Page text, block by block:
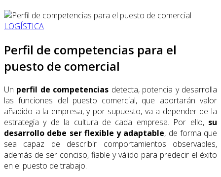
LOGÍSTICA
Perfil de competencias para el
puesto de comercial
Un perfil de competencias detecta, potencia y desarrolla
las funciones del puesto comercial, que aportarán valor
añadido a la empresa, y por supuesto, va a depender de la
estrategia y de la cultura de cada empresa. Por ello, su
desarrollo debe ser flexible y adaptable, de forma que
sea capaz de describir comportamientos observables,
además de ser conciso, fiable y válido para predecir el éxito
en el puesto de trabajo.